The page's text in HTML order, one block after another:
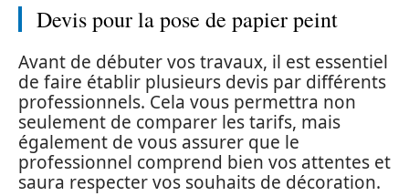
Devis pour la pose de papier peint
Avant de débuter vos travaux, il est essentiel
de faire établir plusieurs devis par différents
professionnels. Cela vous permettra non
seulement de comparer les tarifs, mais
également de vous assurer que le
professionnel comprend bien vos attentes et
saura respecter vos souhaits de décoration.